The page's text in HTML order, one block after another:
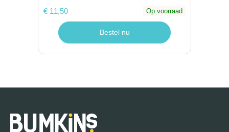
€ 11,50
Op voorraad
Bestel nu